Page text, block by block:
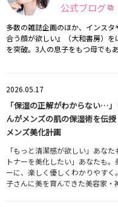
公式ブログ
多数の雑誌企画のほか、インス
合う顔が欲しい』（大和書房）
を突破。3人の息子をもつ母でも
2026.05.17
「保湿の正解がわからない…
んがメンズの肌の保湿術を伝
メンズ美化計画
「もっと清潔感が欲しい」あな
トナーを美化したい」あなたも。
ーに、楽しく優しくわかりやすく
子さんに美を育んできた美容家